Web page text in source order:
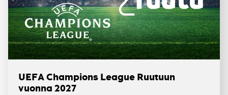
UEFA Champions League Ruutuun
vuonna 2027